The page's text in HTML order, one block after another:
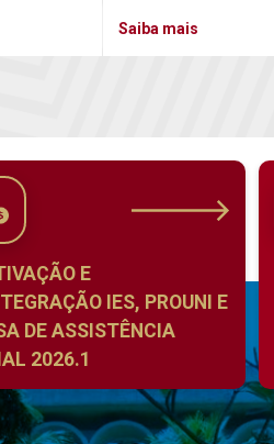
Saiba mais
E
IES, PROUNI E
DE ASSISTÊNCIA
2026.1